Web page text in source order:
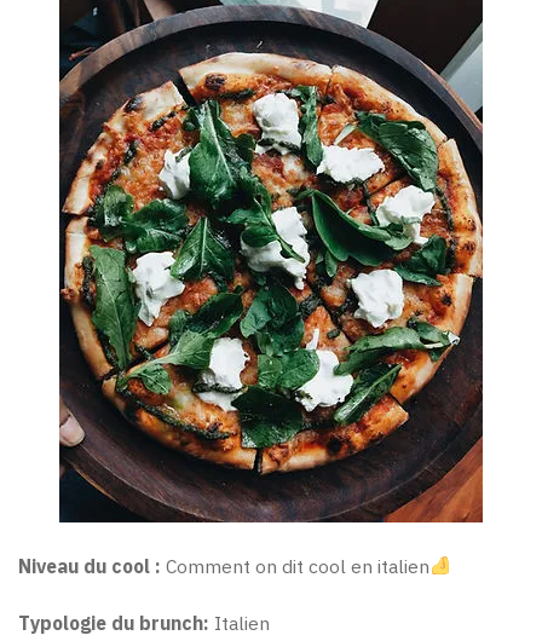
Niveau du cool : Comment on dit cool en italien
Typologie du brunch: Italien